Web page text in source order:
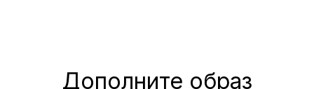
Дополните образ